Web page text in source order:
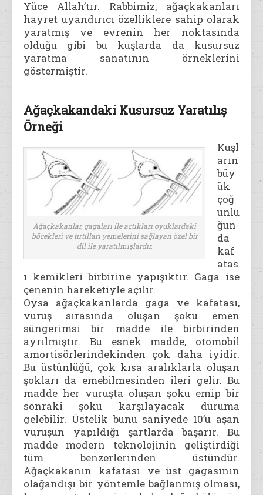
Yüce Allah’tır. Rabbimiz, ağaçkakanları
hayret uyandırıcı özelliklere sahip olarak
yaratmış ve evrenin her noktasında
olduğu gibi bu kuşlarda da kusursuz
yaratma sanatının örneklerini
göstermiştir.
Ağaçkakandaki Kusursuz Yaratılış
Örneği
Ağaçkakanlar, gagaları ile açtıkları oyuklardaki
böcekleri ve tırtılları yemelerini sağlayan özel bir
dil ile yaratılmışlardır.
Kuşl
arın
büy
ük
çoğ
unlu
ğun
da
kaf
atas
ı kemikleri birbirine yapışıktır. Gaga ise
çenenin hareketiyle açılır.
Oysa ağaçkakanlarda gaga ve kafatası,
vuruş sırasında oluşan şoku emen
süngerimsi bir madde ile birbirinden
ayrılmıştır. Bu esnek madde, otomobil
amortisörlerindekinden çok daha iyidir.
Bu üstünlüğü, çok kısa aralıklarla oluşan
şokları da emebilmesinden ileri gelir. Bu
madde her vuruşta oluşan şoku emip bir
sonraki şoku karşılayacak duruma
gelebilir. Üstelik bunu saniyede 10’u aşan
vuruşun yapıldığı şartlarda başarır. Bu
madde modern teknolojinin geliştirdiği
tüm benzerlerinden üstündür.
Ağaçkakanın kafatası ve üst gagasının
olağandışı bir yöntemle bağlanmış olması,